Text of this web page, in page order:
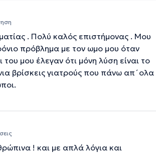
. Πολύ καλός επιστήμονας . Μου
πρόβλημα με τον ωμο μου όταν
μου έλεγαν ότι μόνη λύση είναι το
βρίσκεις γιατρούς που πάνω απ´ολα
! και με απλά λόγια και